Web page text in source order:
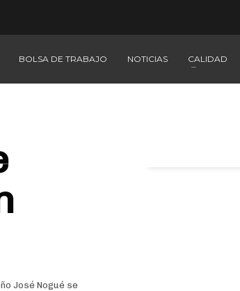
BOLSA DE TRABAJO NOTICIAS CALIDAD
José Nogué se